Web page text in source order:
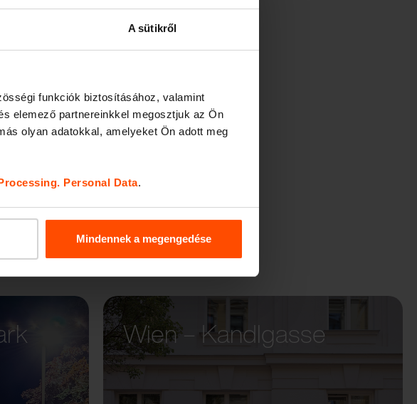
A sütikről
funkciók biztosításához, valamint
elemező partnereinkkel megosztjuk az Ön
olyan adatokkal, amelyeket Ön adott meg
Personal Data.
Mindennek a megengedése
AUREO
Wien – Kandlgasse